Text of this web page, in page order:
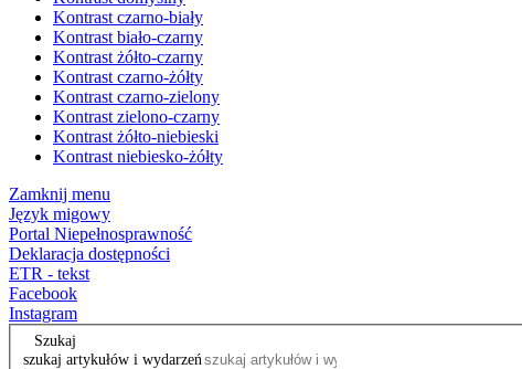
Kontrast czarno-biały
Kontrast biało-czarny
Kontrast żółto-czarny
Kontrast czarno-żółty
Kontrast czarno-zielony
Kontrast zielono-czarny
Kontrast żółto-niebieski
Kontrast niebiesko-żółty
Zamknij menu
Język migowy
Portal Niepełnosprawność
Deklaracja dostępności
ETR - tekst
Facebook
Instagram
Szukaj
szukaj artykułów i wydarzeń